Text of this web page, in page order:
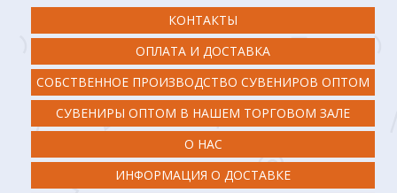
КОНТАКТЫ
ОПЛАТА И ДОСТАВКА
СОБСТВЕННОЕ ПРОИЗВОДСТВО СУВЕНИРОВ ОПТОМ
СУВЕНИРЫ ОПТОМ В НАШЕМ ТОРГОВОМ ЗАЛЕ
О НАС
ИНФОРМАЦИЯ О ДОСТАВКЕ